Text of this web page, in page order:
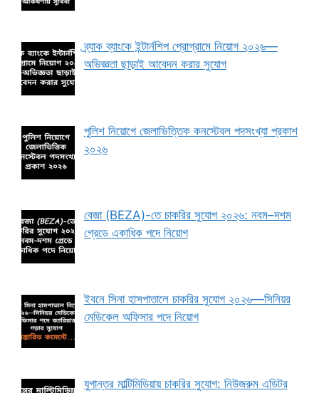
ব্র্যাক ব্যাংকে ইন্টার্নশিপ প্রোগ্রামে নিয়োগ ২০২৬—
অভিজ্ঞতা ছাড়াই আবেদন করার সুযোগ
পুলিশ নিয়োগে জেলাভিত্তিক কনস্টেবল পদসংখ্যা প্রকাশ
২০২৬
বেজা (BEZA)-তে চাকরির সুযোগ ২০২৬: নবম–দশম
গ্রেডে একাধিক পদে নিয়োগ
ইবনে সিনা হাসপাতালে চাকরির সুযোগ ২০২৬—সিনিয়র
মেডিকেল অফিসার পদে নিয়োগ
যুগান্তর মাল্টিমিডিয়ায় চাকরির সুযোগ: নিউজরুম এডিটর